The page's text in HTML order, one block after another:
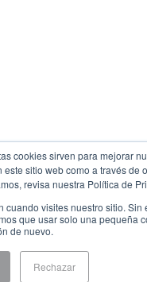
cookies sirven para mejorar
sitio web como a través de
revisa nuestra Política de
visites nuestro sitio. Sin
que usar solo una pequeña
de nuevo.
Rechazar